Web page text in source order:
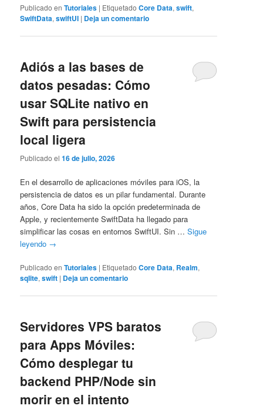
Publicado en Tutoriales | Etiquetado Core Data,swift,
SwiftData,swiftUI | Deja un comentario
Adiós a las bases de
datos pesadas: Cómo
usar SQLite nativo en
Swift para persistencia
local ligera
Publicado el16 de julio, 2026
En el desarrollo de aplicaciones móviles para iOS, la
persistencia de datos es un pilar fundamental. Durante
años, Core Data ha sido la opción predeterminada de
Apple, y recientemente SwiftData ha llegado para
simplificar las cosas en entornos SwiftUI. Sin …Sigue
leyendo →
Publicado en Tutoriales | Etiquetado Core Data, Realm,
sqlite,swift | Deja un comentario
Servidores VPS baratos
para Apps Móviles:
Cómo desplegar tu
backend PHP/Node sin
morir en el intento